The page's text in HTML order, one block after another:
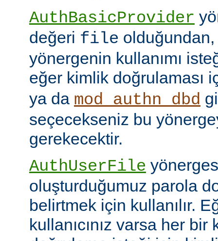
AuthBasicProvider
değeri file
yönergenin kullanımı
eğer kimlik doğrulaması
ya da mod_authn_dbd
seçecekseniz bu
gerekecektir.
AuthUserFile
oluşturduğumuz parola
belirtmek için kullanılır.
kullanıcınız varsa her bir